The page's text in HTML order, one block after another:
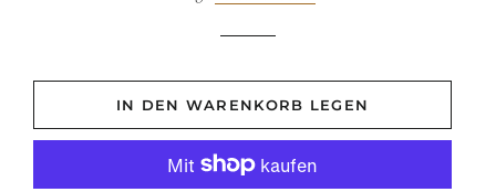
IN DEN WARENKORB LEGEN